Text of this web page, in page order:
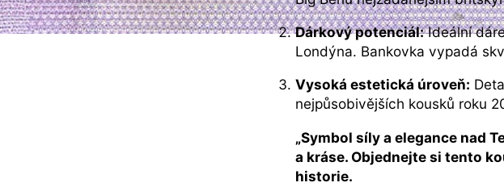
Dárkový potenciál:Ideální
Londýna. Bankovka vypadá
Vysoká estetická úroveň:
nejpůsobivějších kousků roku
„Symbol síly a elegance nad
a kráse. Objednejte si tento
historie.